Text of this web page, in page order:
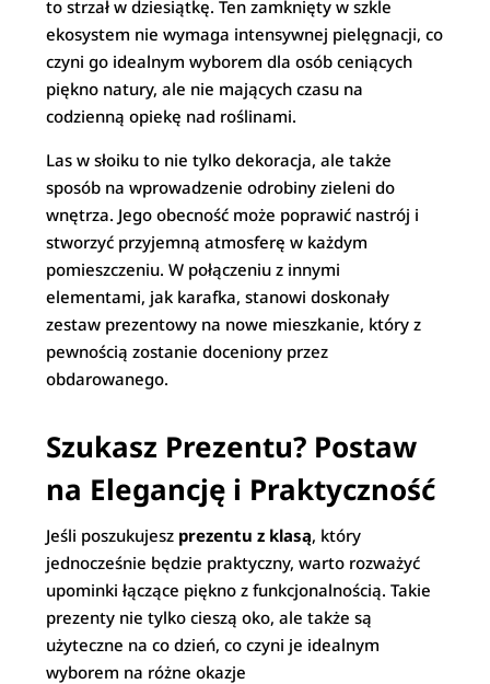
to strzał w dziesiątkę. Ten zamknięty w szkle
ekosystem nie wymaga intensywnej pielęgnacji, co
czyni go idealnym wyborem dla osób ceniących
piękno natury, ale nie mających czasu na
codzienną opiekę nad roślinami.
Las w słoiku to nie tylko dekoracja, ale także
sposób na wprowadzenie odrobiny zieleni do
wnętrza. Jego obecność może poprawić nastrój i
stworzyć przyjemną atmosferę w każdym
pomieszczeniu. W połączeniu z innymi
elementami, jak karafka, stanowi doskonały
zestaw prezentowy na nowe mieszkanie, który z
pewnością zostanie doceniony przez
obdarowanego.
Szukasz Prezentu? Postaw
na Elegancję i Praktyczność
Jeśli poszukujesz prezentu z klasą, który
jednocześnie będzie praktyczny, warto rozważyć
upominki łączące piękno z funkcjonalnością. Takie
prezenty nie tylko cieszą oko, ale także są
użyteczne na co dzień, co czyni je idealnym
wyborem na różne okazje